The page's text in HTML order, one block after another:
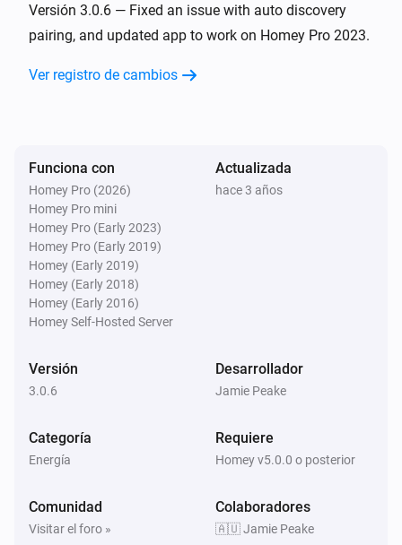
Versión 3.0.6 — Fixed an issue with auto discovery
pairing, and updated app to work on Homey Pro 2023.
Ver registro de cambios
Funciona con
Homey Pro (2026)
Homey Pro mini
Homey Pro (Early 2023)
Homey Pro (Early 2019)
Homey (Early 2019)
Homey (Early 2018)
Homey (Early 2016)
Homey Self-Hosted Server
Actualizada
hace 3 años
Versión
3.0.6
Desarrollador
Jamie Peake
Categoría
Energía
Requiere
Homey v5.0.0 o posterior
Comunidad
Visitar el foro »
Colaboradores
🇦🇺 Jamie Peake